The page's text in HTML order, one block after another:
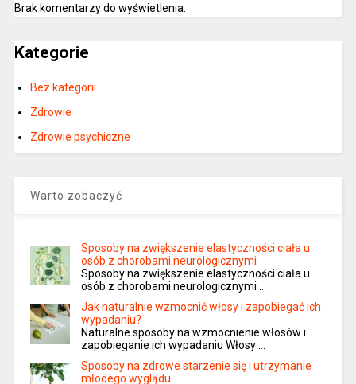
Brak komentarzy do wyświetlenia.
Kategorie
Bez kategorii
Zdrowie
Zdrowie psychiczne
Warto zobaczyć
Sposoby na zwiększenie elastyczności ciała u
osób z chorobami neurologicznymi
Sposoby na zwiększenie elastyczności ciała u
osób z chorobami neurologicznymi …
Jak naturalnie wzmocnić włosy i zapobiegać ich
wypadaniu?
Naturalne sposoby na wzmocnienie włosów i
zapobieganie ich wypadaniu Włosy …
Sposoby na zdrowe starzenie się i utrzymanie
młodego wyglądu